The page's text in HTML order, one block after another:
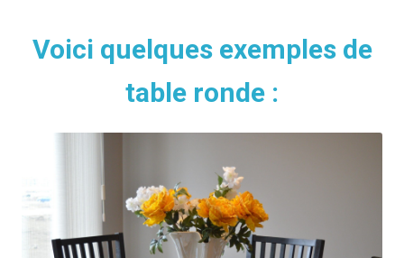
Voici quelques exemples de
table ronde :